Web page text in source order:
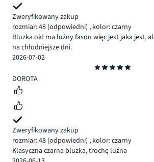
Zweryfikowany zakup
rozmiar: 48 (odpowiedni) , kolor: czarny
Bluzka ok! ma luźny fason więc jest jaka jest,
na chłodniejsze dni.
2026-07-02
5
DOROTA
Zweryfikowany zakup
rozmiar: 48 (odpowiedni) , kolor: czarny
Klasyczna czarna bluzka, trochę luźna